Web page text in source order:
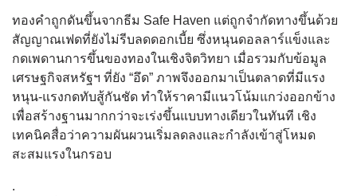
ทองคำถูกดันขึ้นจากธีม Safe Haven แต่ถูกจำกัดทางขึ้นด้วย
สัญญาณเฟดที่ยังไม่รีบลดดอกเบี้ย ซึ่งหนุนดอลลาร์แข็งและ
กดเพดานการขึ้นของทองในเชิงจิตวิทยา เมื่อรวมกับข้อมูล
เศรษฐกิจสหรัฐฯ ที่ยัง “อึด” ภาพจึงออกมาเป็นตลาดที่มีแรง
หนุน-แรงกดทับสู้กันชัด ทำให้ราคามีแนวโน้มแกว่งออกข้าง
เพื่อสร้างฐานมากกว่าจะเร่งขึ้นแบบทางเดียวในทันที เชิง
เทคนิคสื่อว่าความผันผวนเริ่มลดลงและกำลังเข้าสู่โหมด
สะสมแรงในกรอบ
.